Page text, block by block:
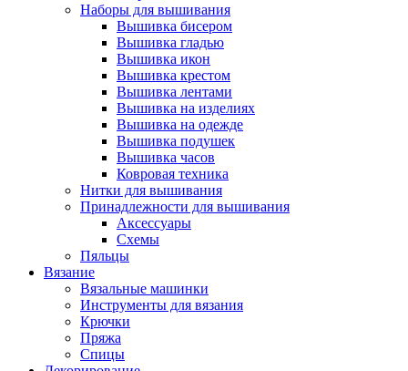
Наборы для вышивания
Вышивка бисером
Вышивка гладью
Вышивка икон
Вышивка крестом
Вышивка лентами
Вышивка на изделиях
Вышивка на одежде
Вышивка подушек
Вышивка часов
Ковровая техника
Нитки для вышивания
Принадлежности для вышивания
Аксессуары
Схемы
Пяльцы
Вязание
Вязальные машинки
Инструменты для вязания
Крючки
Пряжа
Спицы